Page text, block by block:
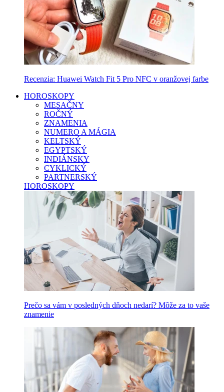
Recenzia: Huawei Watch Fit 5 Pro NFC v oranžovej farbe
HOROSKOPY
MESAČNY
ROČNÝ
ZNAMENIA
NUMERO A MÁGIA
KELTSKÝ
EGYPTSKÝ
INDIÁNSKY
CYKLICKÝ
PARTNERSKÝ
HOROSKOPY
Prečo sa vám v posledných dňoch nedarí? Môže za to vaše
znamenie